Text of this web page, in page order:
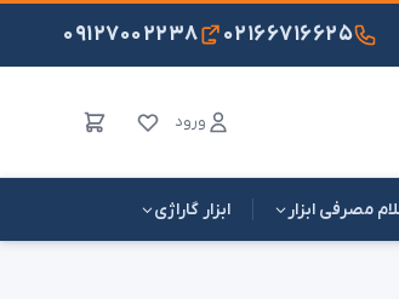
۰۲۱۶۶۷۱۶۶۲۵ ۰۹۱۲۷۰۰۲۲۳۸
ورود
مصرفی ابزار ابزار گاراژی